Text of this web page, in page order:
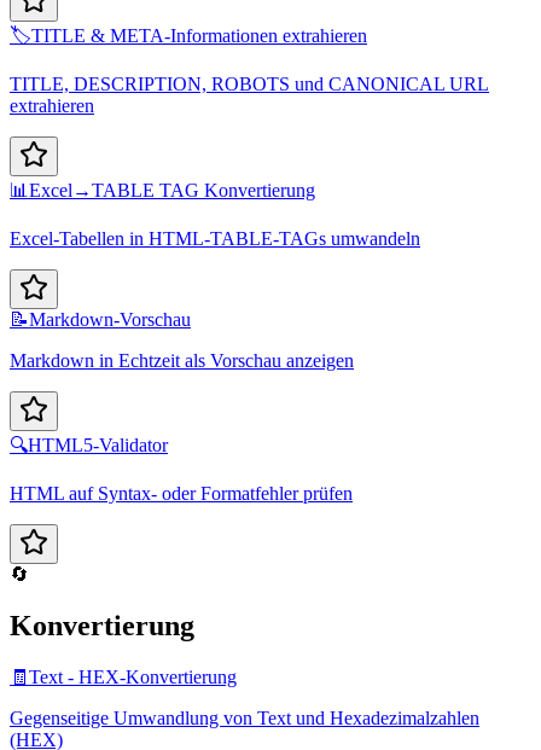
🏷️TITLE & META-Informationen extrahieren
TITLE, DESCRIPTION, ROBOTS und CANONICAL URL
extrahieren
📊 Excel→TABLE TAG Konvertierung
Excel-Tabellen in HTML-TABLE-TAGs umwandeln
📝Markdown-Vorschau
Markdown in Echtzeit als Vorschau anzeigen
🔍HTML5-Validator
HTML auf Syntax- oder Formatfehler prüfen
🔄
Konvertierung
🧾 Text - HEX-Konvertierung
Gegenseitige Umwandlung von Text und Hexadezimalzahlen
(HEX)